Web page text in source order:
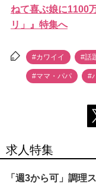
ねて喜ぶ娘に1100
リ」』特集へ
#カワイイ #話
#ママ・パパ #
求人特集
「週3から可」調理